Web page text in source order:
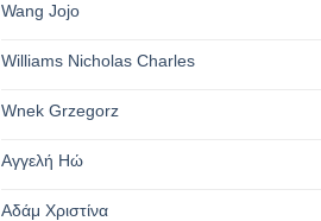
Wang Jojo
Williams Nicholas Charles
Wnek Grzegorz
Αγγελή Ηώ
Αδάμ Χριστίνα